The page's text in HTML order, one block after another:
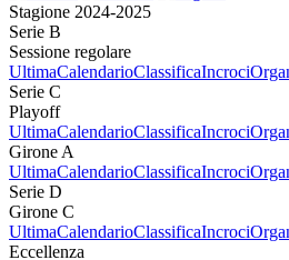
Stagione 2024-2025
Serie B
Sessione regolare
UltimaCalendarioClassificaIncroci
Serie C
Playoff
UltimaCalendarioClassificaIncroci
Girone A
UltimaCalendarioClassificaIncroci
Serie D
Girone C
UltimaCalendarioClassificaIncroci
Eccellenza